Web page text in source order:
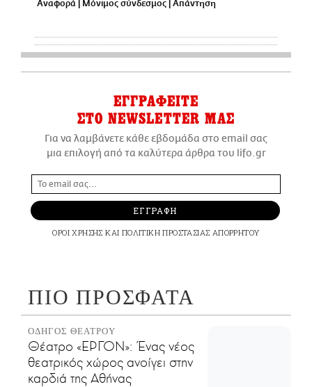
Αναφορά Μόνιμος σύνδεσμος Απάντηση
ΕΓΓΡΑΦΕΙΤΕ
ΣΤΟ NEWSLETTER ΜΑΣ
Για να λαμβάνετε κάθε εβδομάδα στο email σας
μια επιλογή από τα καλύτερα άρθρα του lifo.gr
ΕΓΓΡΑΦΗ
ΟΡΟΙ ΧΡΗΣΗΣ ΚΑΙ ΠΟΛΙΤΙΚΗ ΠΡΟΣΤΑΣΙΑΣ ΑΠΟΡΡΗΤΟΥ
ΠΙΟ ΠΡΟΣΦΑΤΑ
ΟΔΗΓΟΣ ΘΕΑΤΡΟΥ
Θέατρο «ΕΡΓΟΝ»: Ένας νέος
θεατρικός χώρος ανοίγει στην
καρδιά της Αθήνας